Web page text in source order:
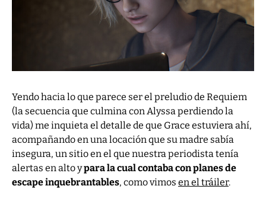
Yendo hacia lo que parece ser el preludio de Requiem
(la secuencia que culmina con Alyssa perdiendo la
vida) me inquieta el detalle de que Grace estuviera ahí,
acompañando en una locación que su madre sabía
insegura, un sitio en el que nuestra periodista tenía
alertas en alto ypara la cual contaba con planes de
escape inquebrantables, como vimos en el tráiler.